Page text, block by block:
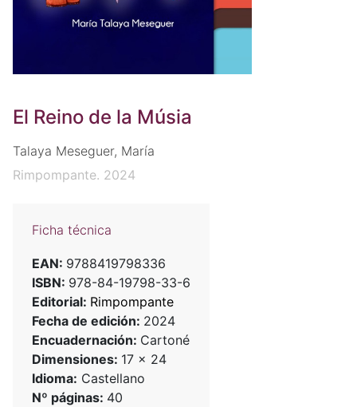
El Reino de la Músia
Talaya Meseguer, María
Rimpompante. 2024
Ficha técnica
EAN: 9788419798336
ISBN: 978-84-19798-33-6
Editorial: Rimpompante
Fecha de edición: 2024
Encuadernación: Cartoné
Dimensiones: 17 x 24
Idioma: Castellano
Nº páginas: 40